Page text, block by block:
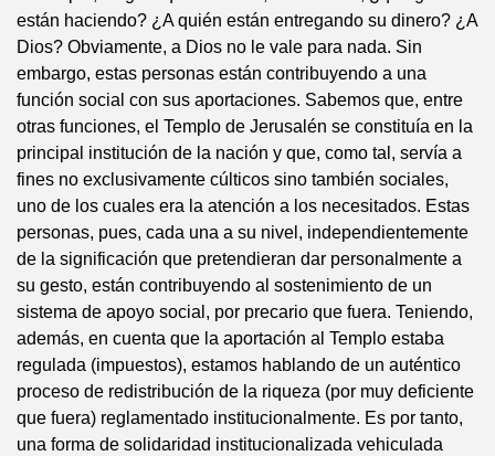
están haciendo? ¿A quién están entregando su dinero? ¿A
Dios? Obviamente, a Dios no le vale para nada. Sin
embargo, estas personas están contribuyendo a una
función social con sus aportaciones. Sabemos que, entre
otras funciones, el Templo de Jerusalén se constituía en la
principal institución de la nación y que, como tal, servía a
fines no exclusivamente cúlticos sino también sociales,
uno de los cuales era la atención a los necesitados. Estas
personas, pues, cada una a su nivel, independientemente
de la significación que pretendieran dar personalmente a
su gesto, están contribuyendo al sostenimiento de un
sistema de apoyo social, por precario que fuera. Teniendo,
además, en cuenta que la aportación al Templo estaba
regulada (impuestos), estamos hablando de un auténtico
proceso de redistribución de la riqueza (por muy deficiente
que fuera) reglamentado institucionalmente. Es por tanto,
una forma de solidaridad institucionalizada vehiculada